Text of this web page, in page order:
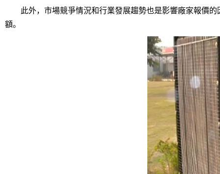
此外，市場競爭情況和行業發展趨勢也是影響廠家報價的
額。